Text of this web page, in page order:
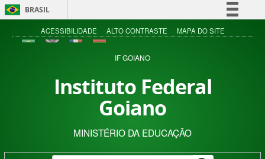
BRASIL
Simplifique!
Acesso à informação
ACESSIBILIDADE ALTO CONTRASTE MAPA DO SITE
IF GOIANO
Instituto Federal
Goiano
MINISTÉRIO DA EDUCAÇÃO